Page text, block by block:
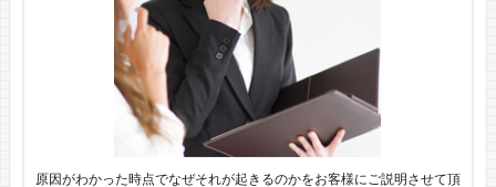
原因がわかった時点でなぜそれが起きるのかをお客様にご説明させて頂